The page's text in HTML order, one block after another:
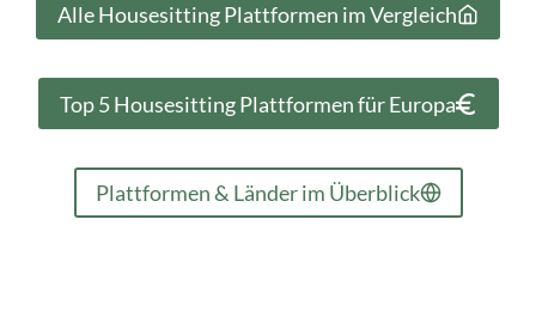
Alle Housesitting Plattformen im Vergleich
Top 5 Housesitting Plattformen für Europa
Plattformen & Länder im Überblick